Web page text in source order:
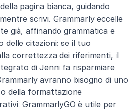
pagina bianca, guidando
scrivi. Grammarly eccelle
già, affinando grammatica e
delle citazioni: se il tuo
correttezza dei riferimenti, il
di Jenni fa risparmiare
avranno bisogno di uno
della formattazione
GrammarlyGO è utile per